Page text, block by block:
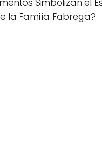
Simbolizan el
la Familia Fabrega?